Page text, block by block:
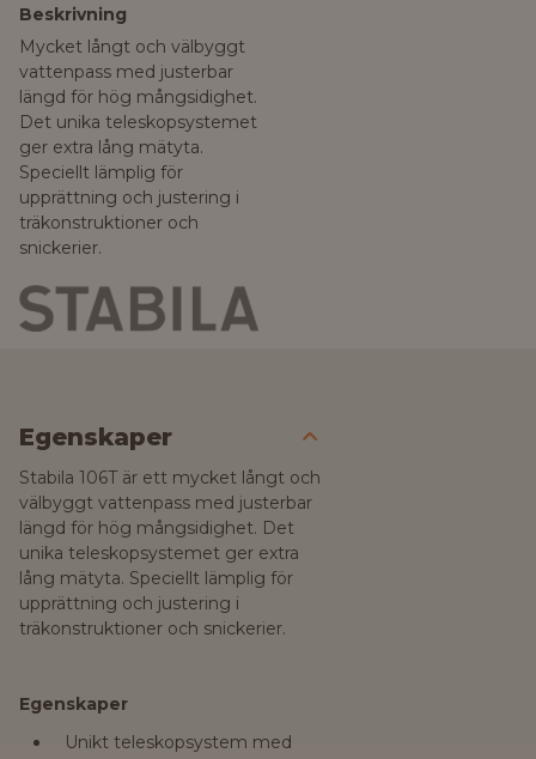
Beskrivning
Mycket långt och välbyggt
vattenpass med justerbar
längd för hög mångsidighet.
Det unika teleskopsystemet
ger extra lång mätyta.
Speciellt lämplig för
upprättning och justering i
träkonstruktioner och
snickerier.
Egenskaper
Stabila 106T är ett mycket långt och
välbyggt vattenpass med justerbar
längd för hög mångsidighet. Det
unika teleskopsystemet ger extra
lång mätyta. Speciellt lämplig för
upprättning och justering i
träkonstruktioner och snickerier.
Egenskaper
Unikt teleskopsystem med